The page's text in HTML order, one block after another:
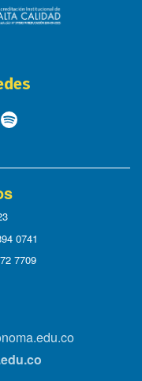
0741
7709